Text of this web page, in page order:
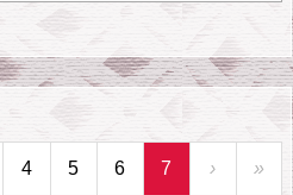
4 5 6 7 › »